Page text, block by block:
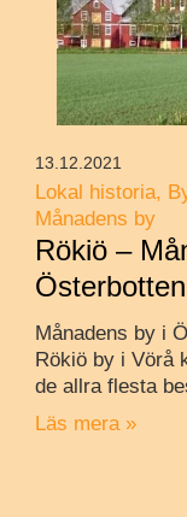
Lokal historia
Månadens by
Rökiö –
Österbotten
Månadens by i
Rökiö by i Vörå
de allra flesta
Läs mera »
13.12.2021